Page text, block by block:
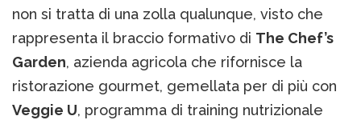
non si tratta di una zolla qualunque, visto che
rappresenta il braccio formativo di The Chef’s
Garden, azienda agricola che rifornisce la
ristorazione gourmet, gemellata per di più con
Veggie U, programma di training nutrizionale